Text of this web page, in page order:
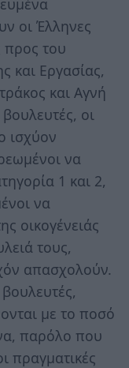
οι Έλληνες
προς του
και Εργασίας,
και Αγνή
οι
ισχύον
να
1 και 2,
να
οικογένειάς
τους,
απασχολούν.
με το ποσό
παρόλο που
πραγματικές